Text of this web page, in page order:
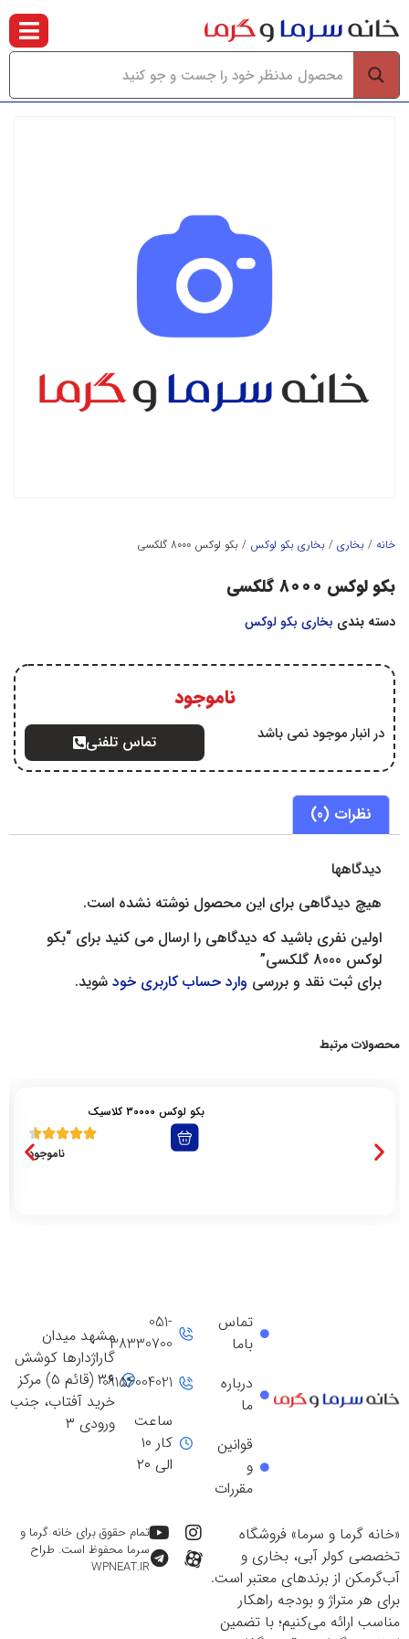
خانه / بخاري / بخاري بکو لوکس / بکو لوکس 8000 گلکسی
بکو لوکس 8000 گلکسی
دسته بندی بخاري بکو لوکس
ناموجود
در انبار موجود نمی باشد تماس تلفنی
نظرات (0)
دیدگاهها
هیچ دیدگاهی برای این محصول نوشته نشده است.
اولین نفری باشید که دیدگاهی را ارسال می کنید برای “بکو
لوکس 8000 گلکسی”
برای ثبت نقد و بررسی وارد حساب کاربری خود شوید.
محصولات مرتبط
بکو لوکس 30000 کلاسیک
ناموجود
مشهد میدان
گاراژدارها کوشش
۳۶ (قائم ۵) مرکز
خرید آفتاب، جنب
ورودی ۳
051-
38330700
09156004021
ساعت
کار ۱۰
الی ۲۰
تماس
باما
درباره
ما
قوانین
و
مقررات
«خانه گرما و سرما» فروشگاه
تخصصی کولر آبی، بخاری و
آب‌گرمکن از برندهای معتبر است.
برای هر متراژ و بودجه راهکار
مناسب ارائه می‌کنیم؛ با تضمین
تمام حقوق برای خانه گرما و
سرما محفوظ است. طراح
WPNEAT.IR